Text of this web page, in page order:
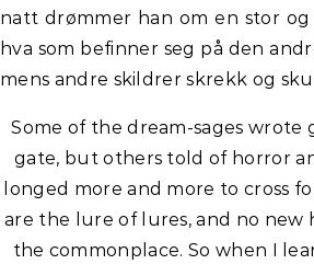
natt drømmer han om en stor
hva som befinner seg på den
mens andre skildrer skrekk og
Some of the dream-sages
gate, but others told of horror
longed more and more to cross
are the lure of lures, and no
the commonplace. So when I